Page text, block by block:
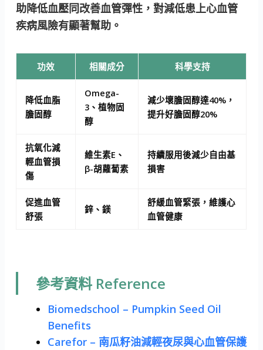
助降低血壓同改善血管彈性，對減低患上心血管
疾病風險有顯著幫助。
功效 相關成分 科學支持
降低血脂
膽固醇
Omega-
3、植物固
醇
減少壞膽固醇達40%，
提升好膽固醇20%
抗氧化減
輕血管損
傷
維生素E、
β-胡蘿蔔素
持續服用後減少自由基
損害
促進血管
舒張
鋅、鎂
舒緩血管緊張，維護心
血管健康
參考資料 Reference
Biomedschool – Pumpkin Seed Oil
Benefits
Carefor – 南瓜籽油減輕夜尿與心血管保護